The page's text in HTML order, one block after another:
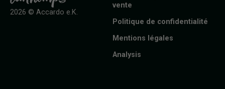
vente
Politique de confidentialité
Mentions légales
Analysis
2026 © Accardo e.K.